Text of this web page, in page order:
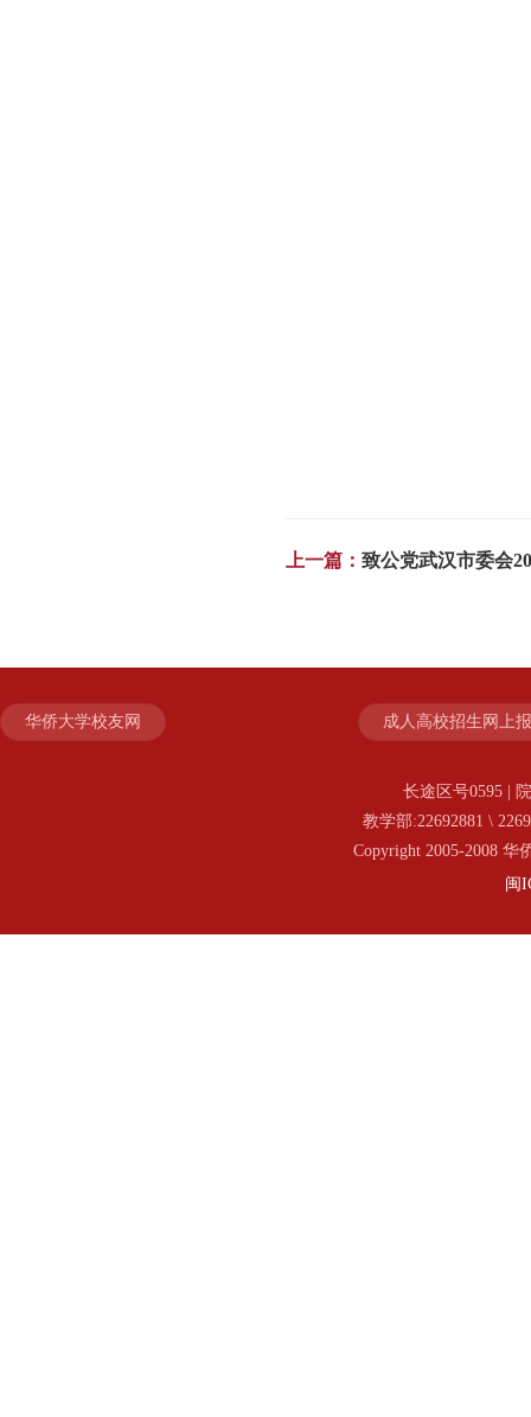
上一篇：致公党武汉市委会
华侨大学校友网 成人高校招生网上
长途区号0595 |
教学部:22692881 \
Copyright 2005-2008 华
闽